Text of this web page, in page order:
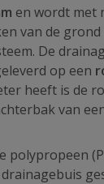
en wordt met
van de
De
op een
heeft is de
van
polypropeen